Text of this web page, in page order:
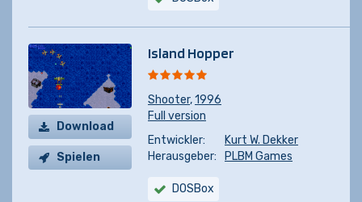
Download
Spielen
Island Hopper
Shooter,1996
Full version
Entwickler:
Kurt W. Dekker
Herausgeber:
PLBM Games
DOSBox